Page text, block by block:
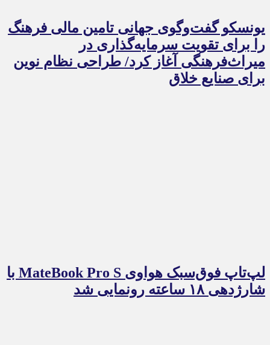
یونسکو گفت‌وگوی جهانی تامین مالی فرهنگ
را برای تقویت سرمایه‌گذاری در
میراث‌فرهنگی آغاز کرد/ طراحی نظام نوین
برای صنایع خلاق
لپ‌تاپ فوق‌سبک هواوی MateBook Pro S با
شارژدهی ۱۸ ساعته رونمایی شد